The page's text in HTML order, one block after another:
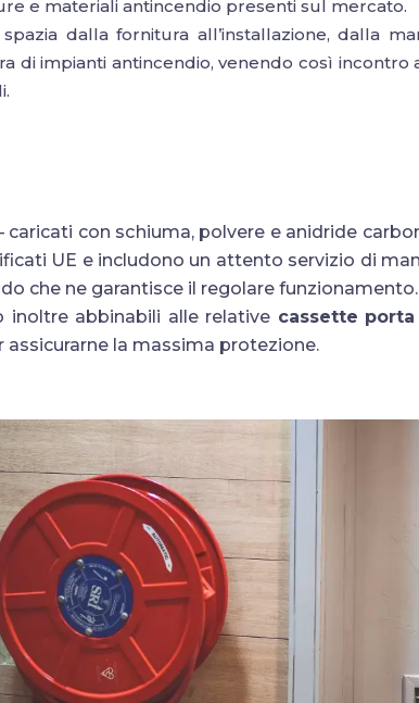
e materiali antincendio presenti sul mercato.
dalla fornitura all’installazione, dalla
di impianti antincendio, venendo così incontro
caricati con schiuma, polvere e anidride
UE e includono un attento servizio di
che ne garantisce il regolare funzionamento.
inoltre abbinabili alle relative cassette
assicurarne la massima protezione.